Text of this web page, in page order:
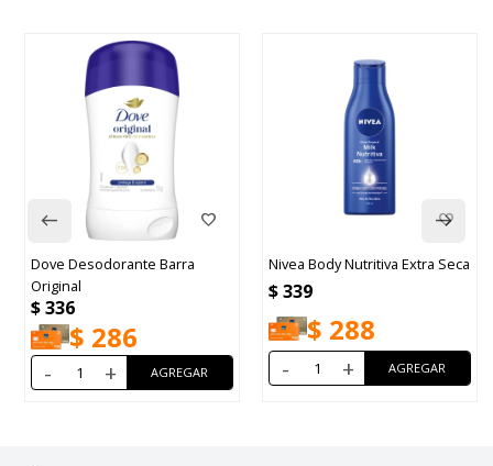
Barra Nivea Body Nutritiva Extra Seca
- +
Jabon Elite
-